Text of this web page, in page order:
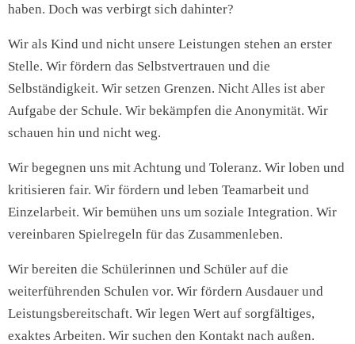
haben. Doch was verbirgt sich dahinter?
Wir als Kind und nicht unsere Leistungen stehen an erster
Stelle. Wir fördern das Selbstvertrauen und die
Selbständigkeit. Wir setzen Grenzen. Nicht Alles ist aber
Aufgabe der Schule. Wir bekämpfen die Anonymität. Wir
schauen hin und nicht weg.
Wir begegnen uns mit Achtung und Toleranz. Wir loben und
kritisieren fair. Wir fördern und leben Teamarbeit und
Einzelarbeit. Wir bemühen uns um soziale Integration. Wir
vereinbaren Spielregeln für das Zusammenleben.
Wir bereiten die Schülerinnen und Schüler auf die
weiterführenden Schulen vor. Wir fördern Ausdauer und
Leistungsbereitschaft. Wir legen Wert auf sorgfältiges,
exaktes Arbeiten. Wir suchen den Kontakt nach außen.